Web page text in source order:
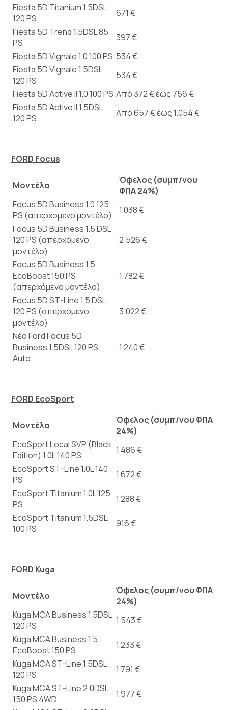
Fiesta 5D Titanium 1.5DSL
120 PS
671 €
Fiesta 5D Trend 1.5DSL 85
PS
397 €
Fiesta 5D Vignale 1.0 100 PS 534 €
Fiesta 5D Vignale 1.5DSL
120 PS
534 €
Fiesta 5D Active II 1.0 100 PS Από 372 € έως 756 €
Fiesta 5D Active II 1.5DSL
120 PS
Από 657 € έως 1.054 €
FORD Focus
Μοντέλο
Όφελος (συμπ/νου
ΦΠΑ 24%)
Focus 5D Business 1.0 125
PS (απερχόμενο μοντέλο)
1.038 €
Focus 5D Business 1.5 DSL
120 PS (απερχόμενο
μοντέλο)
2.526 €
Focus 5D Business 1.5
EcoBoost 150 PS
(απερχόμενο μοντέλο)
1.782 €
Focus 5D ST-Line 1.5 DSL
120 PS (απερχόμενο
μοντέλο)
3.022 €
Νέο Ford Focus 5D
Business 1.5DSL 120 PS
Auto
1.240 €
FORD EcoSport
Μοντέλο
Όφελος (συμπ/νου ΦΠΑ
24%)
EcoSport Local SVP (Black
Edition) 1.0L 140 PS
1.486 €
EcoSport ST-Line 1.0L 140
PS
1.672 €
EcoSport Titanium 1.0L 125
PS
1.288 €
EcoSport Titanium 1.5DSL
100 PS
916 €
FORD Kuga
Μοντέλο
Όφελος (συμπ/νου ΦΠΑ
24%)
Kuga MCA Business 1.5DSL
120 PS
1.543 €
Kuga MCA Business 1.5
EcoBoost 150 PS
1.233 €
Kuga MCA ST-Line 1.5DSL
120 PS
1.791 €
Kuga MCA ST-Line 2.0DSL
150 PS 4WD
1.977 €